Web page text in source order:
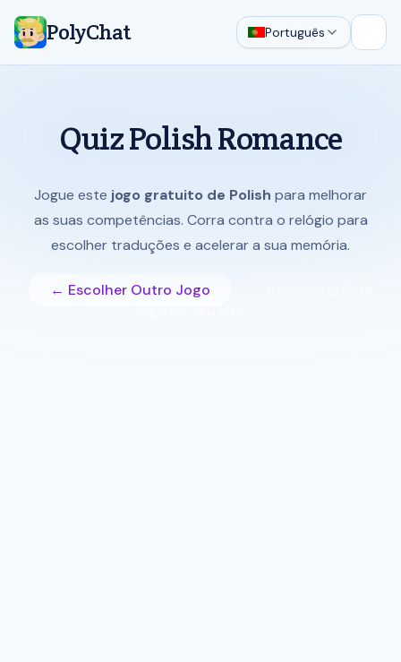
PolyChat Português
Quiz Polish Romance
Jogue este jogo gratuito de Polish para melhorar
as suas competências. Corra contra o relógio para
escolher traduções e acelerar a sua memória.
← Escolher Outro Jogo